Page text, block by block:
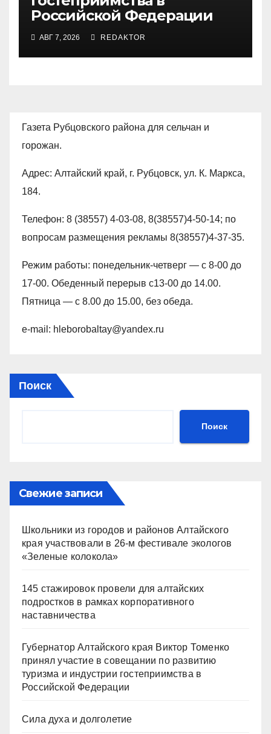
Российской Федерации
АВГ 7, 2026 REDAKTOR
Газета Рубцовского района для сельчан и
горожан.
Адрес: Алтайский край, г. Рубцовск, ул. К. Маркса,
184.
Телефон: 8 (38557) 4-03-08, 8(38557)4-50-14; по
вопросам размещения рекламы 8(38557)4-37-35.
Режим работы: понедельник-четверг — с 8-00 до
17-00. Обеденный перерыв с13-00 до 14.00.
Пятница — с 8.00 до 15.00, без обеда.
e-mail: hleborobaltay@yandex.ru
Поиск
Поиск
Свежие записи
Школьники из городов и районов Алтайского
края участвовали в 26-м фестивале экологов
«Зеленые колокола»
145 стажировок провели для алтайских
подростков в рамках корпоративного
наставничества
Губернатор Алтайского края Виктор Томенко
принял участие в совещании по развитию
туризма и индустрии гостеприимства в
Российской Федерации
Сила духа и долголетие